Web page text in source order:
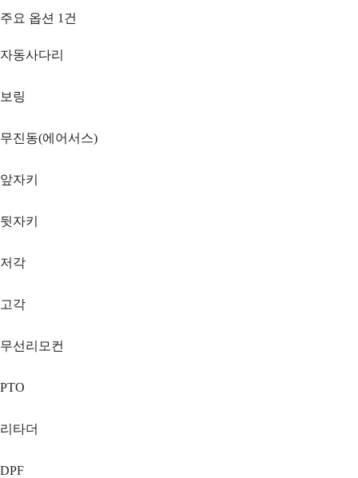
주요 옵션 1 건
자동사다리
보링
무진동(에어서스)
앞자키
뒷자키
저각
고각
무선리모컨
PTO
리타더
DPF